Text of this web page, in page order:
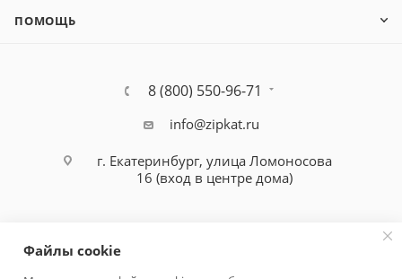
P 2040 dn
FS- 1040
FS 1120 MFP
FS 1125 MFP
ПОМОЩЬ
8 (800) 550-96-71
info@zipkat.ru
г. Екатеринбург, улица Ломоносова
16 (вход в центре дома)
Файлы cookie